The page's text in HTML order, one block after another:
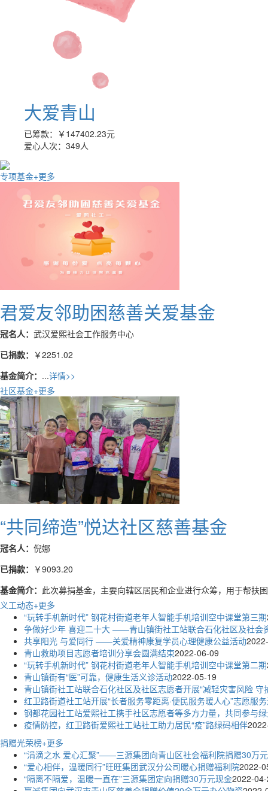
大爱青山
已筹款：
爱心人次： 349人
专项基金 +更多
君爱友邻助困慈善关爱基金
冠名人：
武汉爱熙社会工作服务中心
已捐款：
基金简介：
详情>>
社区基金
+更多
“共同缔造”悦达社区慈善基金
冠名人：
倪娜
已捐款：
基金简介：
此次募捐基金，主要向辖区居民和企业进行众筹，用于帮扶
义工动态
+更多
“玩转手机新时代” 钢花村街道老年人智能手机培训空中课堂第三期
争做好少年 喜迎二十大 ——青山镇街社工站联合石化社区及社会
共享阳光 与爱同行 ——关爱精神康复学员心理健康公益活动
青山救助项目志愿者培训分享会圆满结束2022-06-09
“玩转手机新时代” 钢花村街道老年人智能手机培训空中课堂第二期
青山镇街有“医”可靠，健康生活义诊活动2022-05-19
青山镇街社工站联合石化社区及社区志愿者开展“减轻灾害风险
红卫路街道社工站开展“长者服务零距离·便民服务暖人心”志愿服
钢都花园社工站爱熙社工携手社区志愿者等多方力量，共同参与
疫情防控，红卫路街爱熙社工站社工助力居民“疫”路绿码相伴
捐赠光荣榜
+更多
“涓滴之水 爱心汇聚”——三源集团向青山区社会福利院捐赠30万
“爱心相伴，温暖同行”旺旺集团武汉分公司暖心捐赠福利院2022-
“隔离不隔爱，温暖一直在”三源集团定向捐赠30万元现金2022-
赢诚集团向武汉市青山区慈善会捐赠价值20余万元办公物资2022-